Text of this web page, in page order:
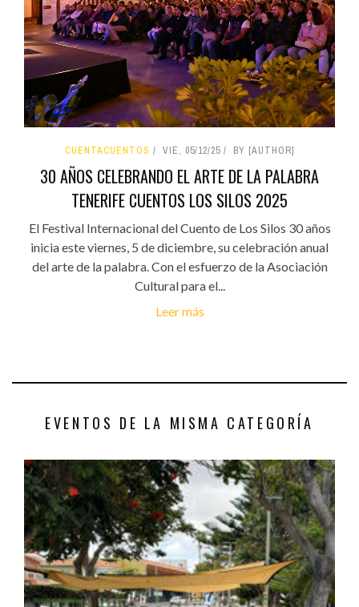
CUENTACUENTOS VIE, 05/12/25 BY [AUTHOR]
30 AÑOS CELEBRANDO EL ARTE DE LA PALABRA
TENERIFE CUENTOS LOS SILOS 2025
El Festival Internacional del Cuento de Los Silos 30 años
inicia este viernes, 5 de diciembre, su celebración anual
del arte de la palabra. Con el esfuerzo de la Asociación
Cultural para el...
Leer más
EVENTOS DE LA MISMA CATEGORÍA